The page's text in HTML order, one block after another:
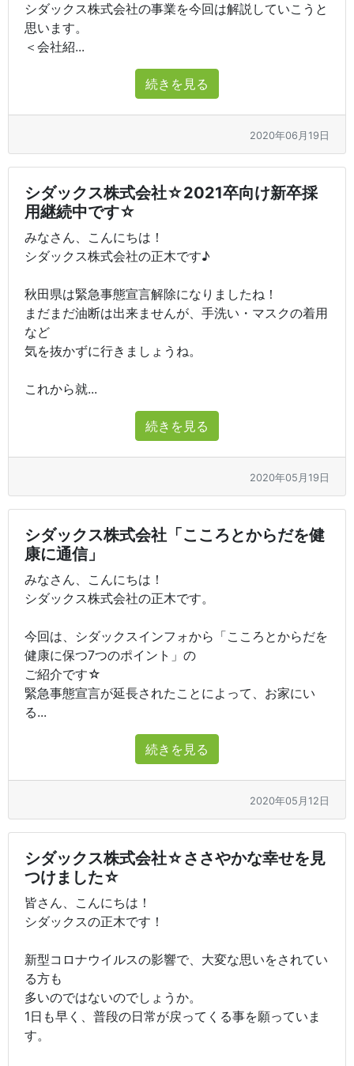
シダックス株式会社の事業を今回は解説していこうと
思います。
＜会社紹...
続きを見る
2020年06月19日
シダックス株式会社☆2021卒向け新卒採
用継続中です☆
みなさん、こんにちは！
シダックス株式会社の正木です♪
秋田県は緊急事態宣言解除になりましたね！
まだまだ油断は出来ませんが、手洗い・マスクの着用
など
気を抜かずに行きましょうね。
これから就...
続きを見る
2020年05月19日
シダックス株式会社「こころとからだを健
康に通信」
みなさん、こんにちは！
シダックス株式会社の正木です。
今回は、シダックスインフォから「こころとからだを
健康に保つ7つのポイント」の
ご紹介です☆
緊急事態宣言が延長されたことによって、お家にい
る...
続きを見る
2020年05月12日
シダックス株式会社☆ささやかな幸せを見
つけました☆
皆さん、こんにちは！
シダックスの正木です！
新型コロナウイルスの影響で、大変な思いをされてい
る方も
多いのではないのでしょうか。
1日も早く、普段の日常が戻ってくる事を願っていま
す。